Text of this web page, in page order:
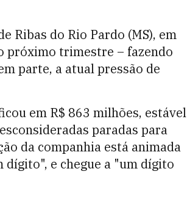
Ribas do Rio Pardo (MS), em
próximo trimestre – fazendo
parte, a atual pressão de
em R$ 863 milhões, estável
paradas para
da companhia está animada
dígito", e chegue a "um dígito